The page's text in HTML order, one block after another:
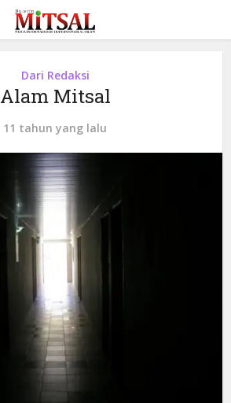
Dari Redaksi
Alam Mitsal
11 tahun yang lalu